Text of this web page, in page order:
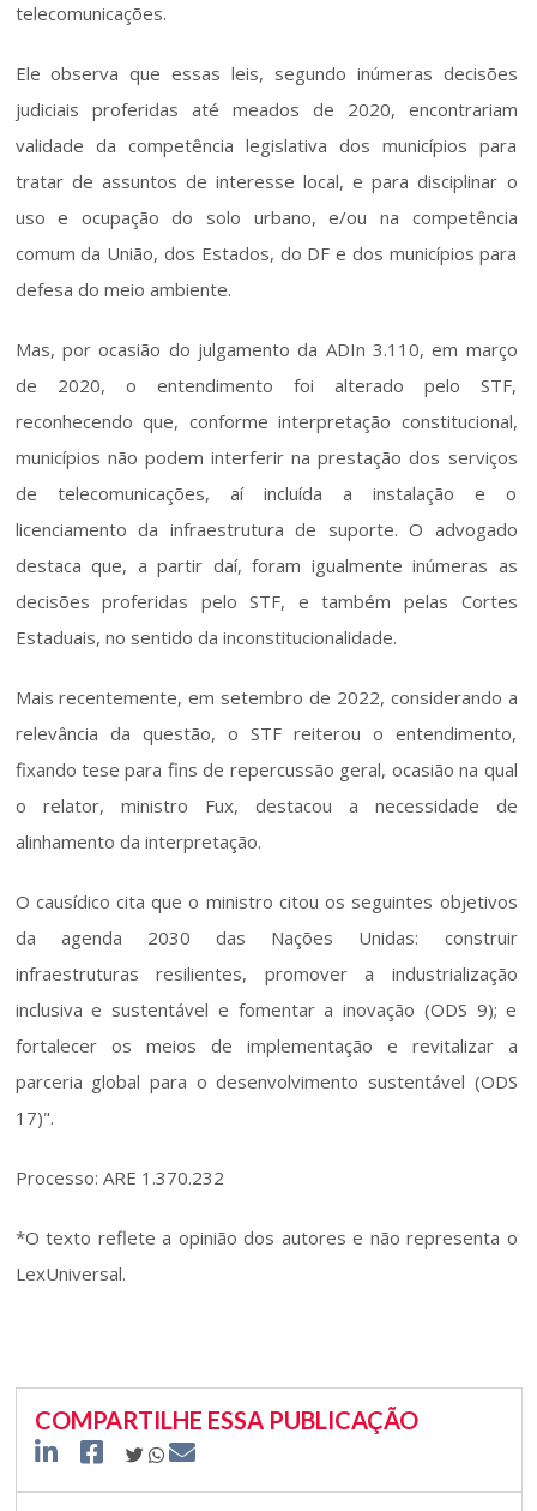
telecomunicações.
Ele observa que essas leis, segundo inúmeras decisões
judiciais proferidas até meados de 2020, encontrariam
validade da competência legislativa dos municípios para
tratar de assuntos de interesse local, e para disciplinar o
uso e ocupação do solo urbano, e/ou na competência
comum da União, dos Estados, do DF e dos municípios para
defesa do meio ambiente.
Mas, por ocasião do julgamento da ADIn 3.110, em março
de 2020, o entendimento foi alterado pelo STF,
reconhecendo que, conforme interpretação constitucional,
municípios não podem interferir na prestação dos serviços
de telecomunicações, aí incluída a instalação e o
licenciamento da infraestrutura de suporte. O advogado
destaca que, a partir daí, foram igualmente inúmeras as
decisões proferidas pelo STF, e também pelas Cortes
Estaduais, no sentido da inconstitucionalidade.
Mais recentemente, em setembro de 2022, considerando a
relevância da questão, o STF reiterou o entendimento,
fixando tese para fins de repercussão geral, ocasião na qual
o relator, ministro Fux, destacou a necessidade de
alinhamento da interpretação.
O causídico cita que o ministro citou os seguintes objetivos
da agenda 2030 das Nações Unidas: construir
infraestruturas resilientes, promover a industrialização
inclusiva e sustentável e fomentar a inovação (ODS 9); e
fortalecer os meios de implementação e revitalizar a
parceria global para o desenvolvimento sustentável (ODS
17)".
Processo: ARE 1.370.232
*O texto reflete a opinião dos autores e não representa o
LexUniversal.
COMPARTILHE ESSA PUBLICAÇÃO